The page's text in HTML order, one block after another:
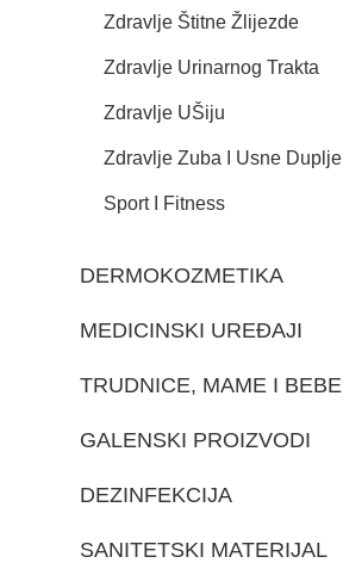
Zdravlje Štitne Žlijezde
Zdravlje Urinarnog Trakta
Zdravlje UŠiju
Zdravlje Zuba I Usne Duplje
Sport I Fitness
DERMOKOZMETIKA
MEDICINSKI UREĐAJI
TRUDNICE, MAME I BEBE
GALENSKI PROIZVODI
DEZINFEKCIJA
SANITETSKI MATERIJAL